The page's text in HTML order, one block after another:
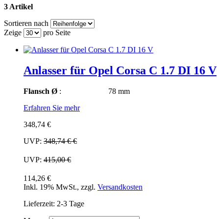
3 Artikel
Sortieren nach
Zeige
pro Seite
Anlasser für Opel Corsa C 1.7 DI 16 V
Flansch Ø : 78 mm
Erfahren Sie mehr
348,74 €
UVP: 348,74 €€
UVP: 415,00 €
114,26 €
Inkl. 19% MwSt., zzgl. Versandkosten
Lieferzeit: 2-3 Tage